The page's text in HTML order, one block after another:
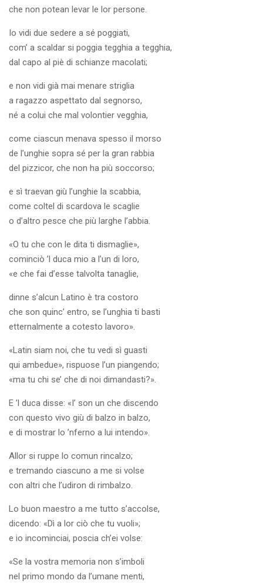
che non potean levar le lor persone.
Io vidi due sedere a sé poggiati,
com’ a scaldar si poggia tegghia a tegghia,
dal capo al piè di schianze macolati;
e non vidi già mai menare striglia
a ragazzo aspettato dal segnorso,
né a colui che mal volontier vegghia,
come ciascun menava spesso il morso
de l’unghie sopra sé per la gran rabbia
del pizzicor, che non ha più soccorso;
e sì traevan giù l’unghie la scabbia,
come coltel di scardova le scaglie
o d’altro pesce che più larghe l’abbia.
«O tu che con le dita ti dismaglie»,
cominciò ’l duca mio a l’un di loro,
«e che fai d’esse talvolta tanaglie,
dinne s’alcun Latino è tra costoro
che son quinc’ entro, se l’unghia ti basti
etternalmente a cotesto lavoro».
«Latin siam noi, che tu vedi sì guasti
qui ambedue», rispuose l’un piangendo;
«ma tu chi se’ che di noi dimandasti?».
E ’l duca disse: «I’ son un che discendo
con questo vivo giù di balzo in balzo,
e di mostrar lo ’nferno a lui intendo».
Allor si ruppe lo comun rincalzo;
e tremando ciascuno a me si volse
con altri che l’udiron di rimbalzo.
Lo buon maestro a me tutto s’accolse,
dicendo: «Dì a lor ciò che tu vuoli»;
e io incominciai, poscia ch’ei volse:
«Se la vostra memoria non s’imboli
nel primo mondo da l’umane menti,